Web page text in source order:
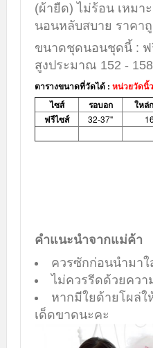
(ผ้ายืด) ไม่ร้อน เหมา
นอนหลับสบาย ราคา
ขนาดชุดนอนชุดนี้ : ฟ
สูงประมาณ 152 -
ตารางขนาดที่วัดได้ : หน่วยวัดนิ้ว
ไซส์
รอบอก ใหล่
ฟรีไซส์
32-37"
คำแนะนำจากแม่ค้า
ควรซักก่อนนำมาใ
ไม่ควรรีดด้วยควา
หากมีใยด้ายโผล่ใ
เด็ดขาดนะคะ